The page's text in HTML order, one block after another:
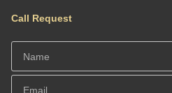
Call Request